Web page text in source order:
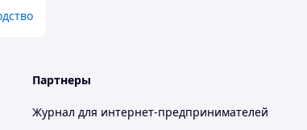
Партнеры
Журнал для интернет-предпринимателей